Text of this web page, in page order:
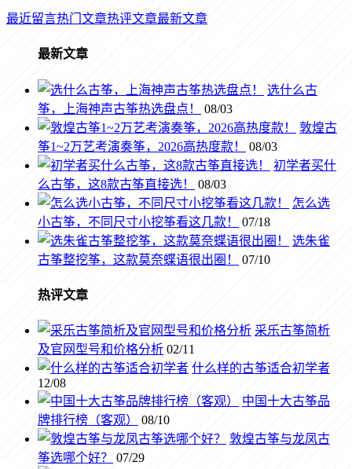
最近留言热门文章热评文章最新文章
最新文章
选什么古
筝，上海神声古筝热选盘点！
08/03
敦煌古
筝1~2万艺考演奏筝，2026高热度款！
08/03
初学者买什
么古筝，这8款古筝直接选！
08/03
怎么选
小古筝，不同尺寸小挖筝看这几款！
07/18
选朱雀
古筝整挖筝，这款莫奈蝶语很出圈！
07/10
热评文章
采乐古筝简析
及官网型号和价格分析 02/11
什么样的古筝适合初学者
12/08
中国十大古筝品
牌排行榜（客观）
08/10
敦煌古筝与龙凤古
筝选哪个好？
07/29